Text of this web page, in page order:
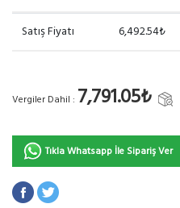
Satış Fiyatı 6,492.54₺
Vergiler Dahil : 7,791.05₺
Tıkla Whatsapp İle Sipariş Ver